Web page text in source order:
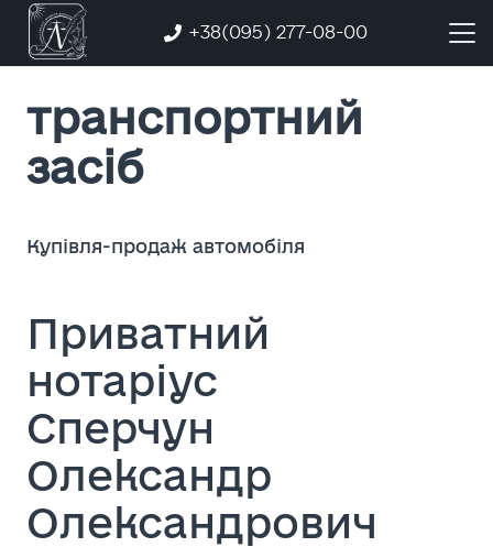
+38(095) 277-08-00
транспортний
засіб
Купівля-продаж автомобіля
Приватний
нотаріус
Сперчун
Олександр
Олександрович